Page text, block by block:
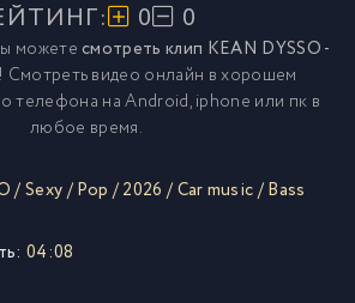
0 0
можетесмотреть клип KEAN DYSSO -
! Смотреть видео онлайн в хорошем
телефона на Android, iphone или пк в
любое время.
/Sexy/Pop /2026 /Car music/Bass
04:08